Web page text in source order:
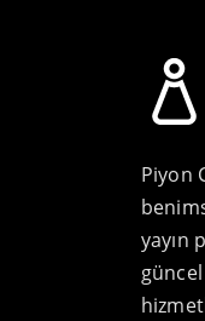
Piyon
yayın